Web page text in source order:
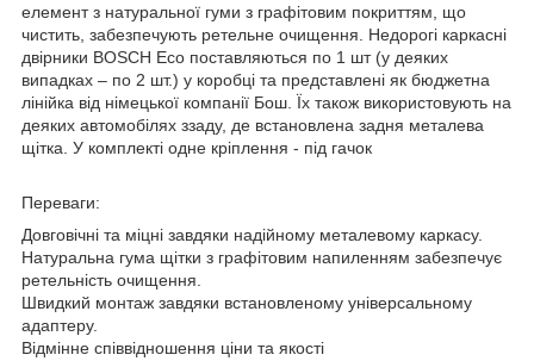
елемент з натуральної гуми з графітовим покриттям, що
чистить, забезпечують ретельне очищення. Недорогі каркасні
двірники BOSCH Eco поставляються по 1 шт (у деяких
випадках – по 2 шт.) у коробці та представлені як бюджетна
лінійка від німецької компанії Бош. Їх також використовують на
деяких автомобілях ззаду, де встановлена задня металева
щітка. У комплекті одне кріплення - під гачок
Переваги:
Довговічні та міцні завдяки надійному металевому каркасу.
Натуральна гума щітки з графітовим напиленням забезпечує
ретельність очищення.
Швидкий монтаж завдяки встановленому універсальному
адаптеру.
Відмінне співвідношення ціни та якості